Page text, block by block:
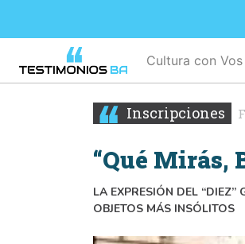
Cultura con Vos
Inscripciones
“Qué Mirás,
LA EXPRESIÓN DEL “DIEZ”
OBJETOS MÁS INSÓLITOS